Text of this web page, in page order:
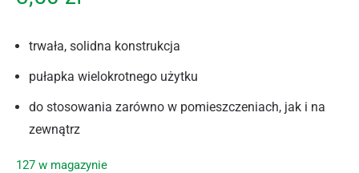
trwała, solidna konstrukcja
pułapka wielokrotnego użytku
do stosowania zarówno w pomieszczeniach, jak i na
zewnątrz
127 w magazynie